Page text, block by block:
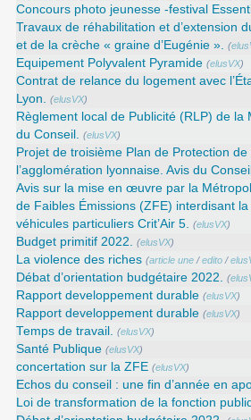
Concours photo jeunesse -festival
Travaux de réhabilitation et d’extension
et de la crèche « graine d’Eugénie ». (
Equipement Polyvalent Pyramide (elusVX)
Contrat de relance du logement avec
Lyon. (elusVX)
Règlement local de Publicité (RLP) de la
du Conseil. (elusVX)
Projet de troisième Plan de Protection de
l’agglomération lyonnaise. Avis du Conseil
Avis sur la mise en œuvre par la
de Faibles Émissions (ZFE) interdisant
véhicules particuliers Crit’Air 5. (elusVX)
Budget primitif 2022. (elusVX)
La violence des riches (article une /edito /
Débat d’orientation budgétaire 2022. (
Rapport developpement durable (elusVX)
Rapport developpement durable (elusVX)
Temps de travail. (elusVX)
Santé Publique (elusVX)
concertation sur la ZFE (elusVX)
Echos du conseil : une fin d’année en
Loi de transformation de la fonction